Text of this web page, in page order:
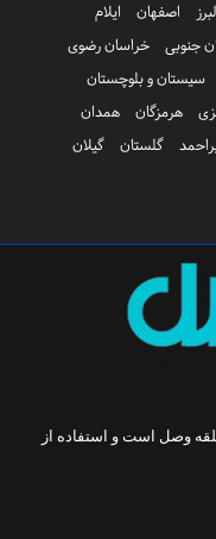
اصفهان
ایلام
جنوبی
خراسان رضوی
سیستان و بلوچستان
هرمزگان
همدان
گلستان
گیلان
وصل است و استفاده از